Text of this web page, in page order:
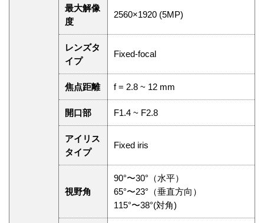
最大解像
度
2560×1920 (5MP)
レンズタ
イプ
Fixed-focal
焦点距離 f = 2.8 ~ 12 mm
開口部 F1.4 ~ F2.8
アイリス
タイプ
Fixed iris
視野角
90°〜30°（水平）
65°〜23°（垂直方向）
115°〜38°(対角)